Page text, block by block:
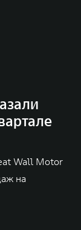
Wall Motor
на